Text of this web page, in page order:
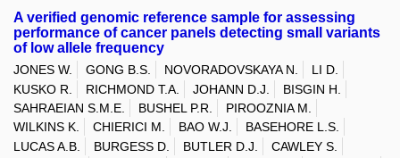
A verified genomic reference sample for assessing
performance of cancer panels detecting small variants
of low allele frequency
JONES W. GONG B.S. NOVORADOVSKAYA N.
LI D.
KUSKO R.
RICHMOND T.A. JOHANN D.J.
BISGIN H.
SAHRAEIAN S.M.E.
BUSHEL P.R.
PIROOZNIA M.
WILKINS K.
CHIERICI M. BAO W.J.
BASEHORE L.S.
LUCAS A.B.
BURGESS D. BUTLER D.J.
CAWLEY S.